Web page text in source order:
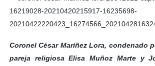
Coronel César Maríñez Lora, condenado
pareja religiosa Elisa Muñoz Marte y